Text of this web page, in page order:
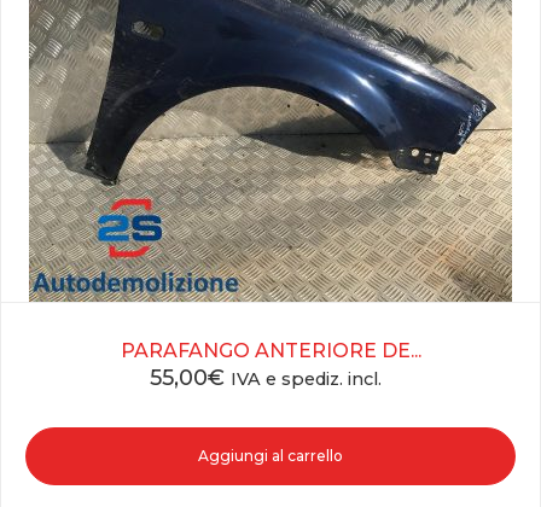
PARAFANGO ANTERIORE DE...
55,00€ IVA e spediz. incl.
Aggiungi al carrello